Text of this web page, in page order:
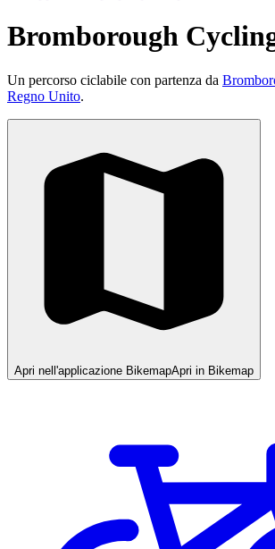
Bromborough
Un percorso ciclabile con partenza da
Regno Unito.
Apri nell'applicazione BikemapApri in Bikemap